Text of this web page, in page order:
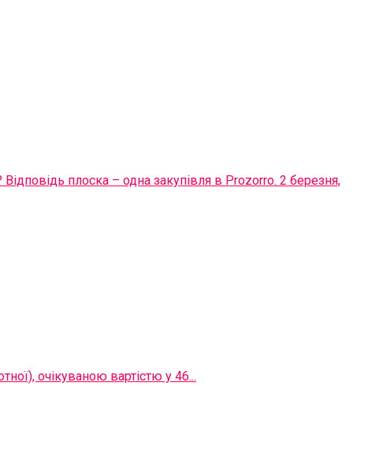
плоска – одна закупівля в Prozorro. 2 березня,
очікуваною вартістю у 46...